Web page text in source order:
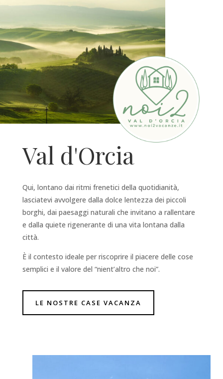
Val d'Orcia
Qui, lontano dai ritmi frenetici della quotidianità,
lasciatevi avvolgere dalla dolce lentezza dei piccoli
borghi, dai paesaggi naturali che invitano a rallentare
e dalla quiete rigenerante di una vita lontana dalla
città.
È il contesto ideale per riscoprire il piacere delle cose
semplici e il valore del “nient’altro che noi”.
LE NOSTRE CASE VACANZA